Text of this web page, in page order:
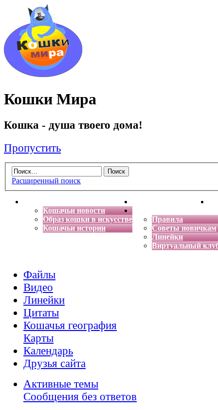
Кошки Мира
Кошка - душа твоего дома!
Пропустить
Расширенный поиск
Кошачьи новости
Образ кошки в искусстве
Кошачьи истории
Энциклопедия кошек
Правила
Советы новичкам
Линейки
Виртуальный
Файлы
Видео
Линейки
Цитаты
Кошачья география
Карты
Календарь
Друзья сайта
Активные темы
Сообщения без ответов